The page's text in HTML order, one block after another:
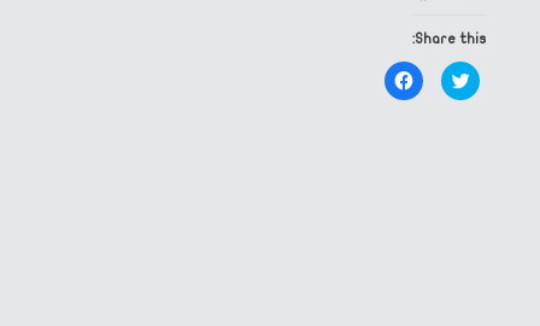
Share this:
Click
to
share
Click
to